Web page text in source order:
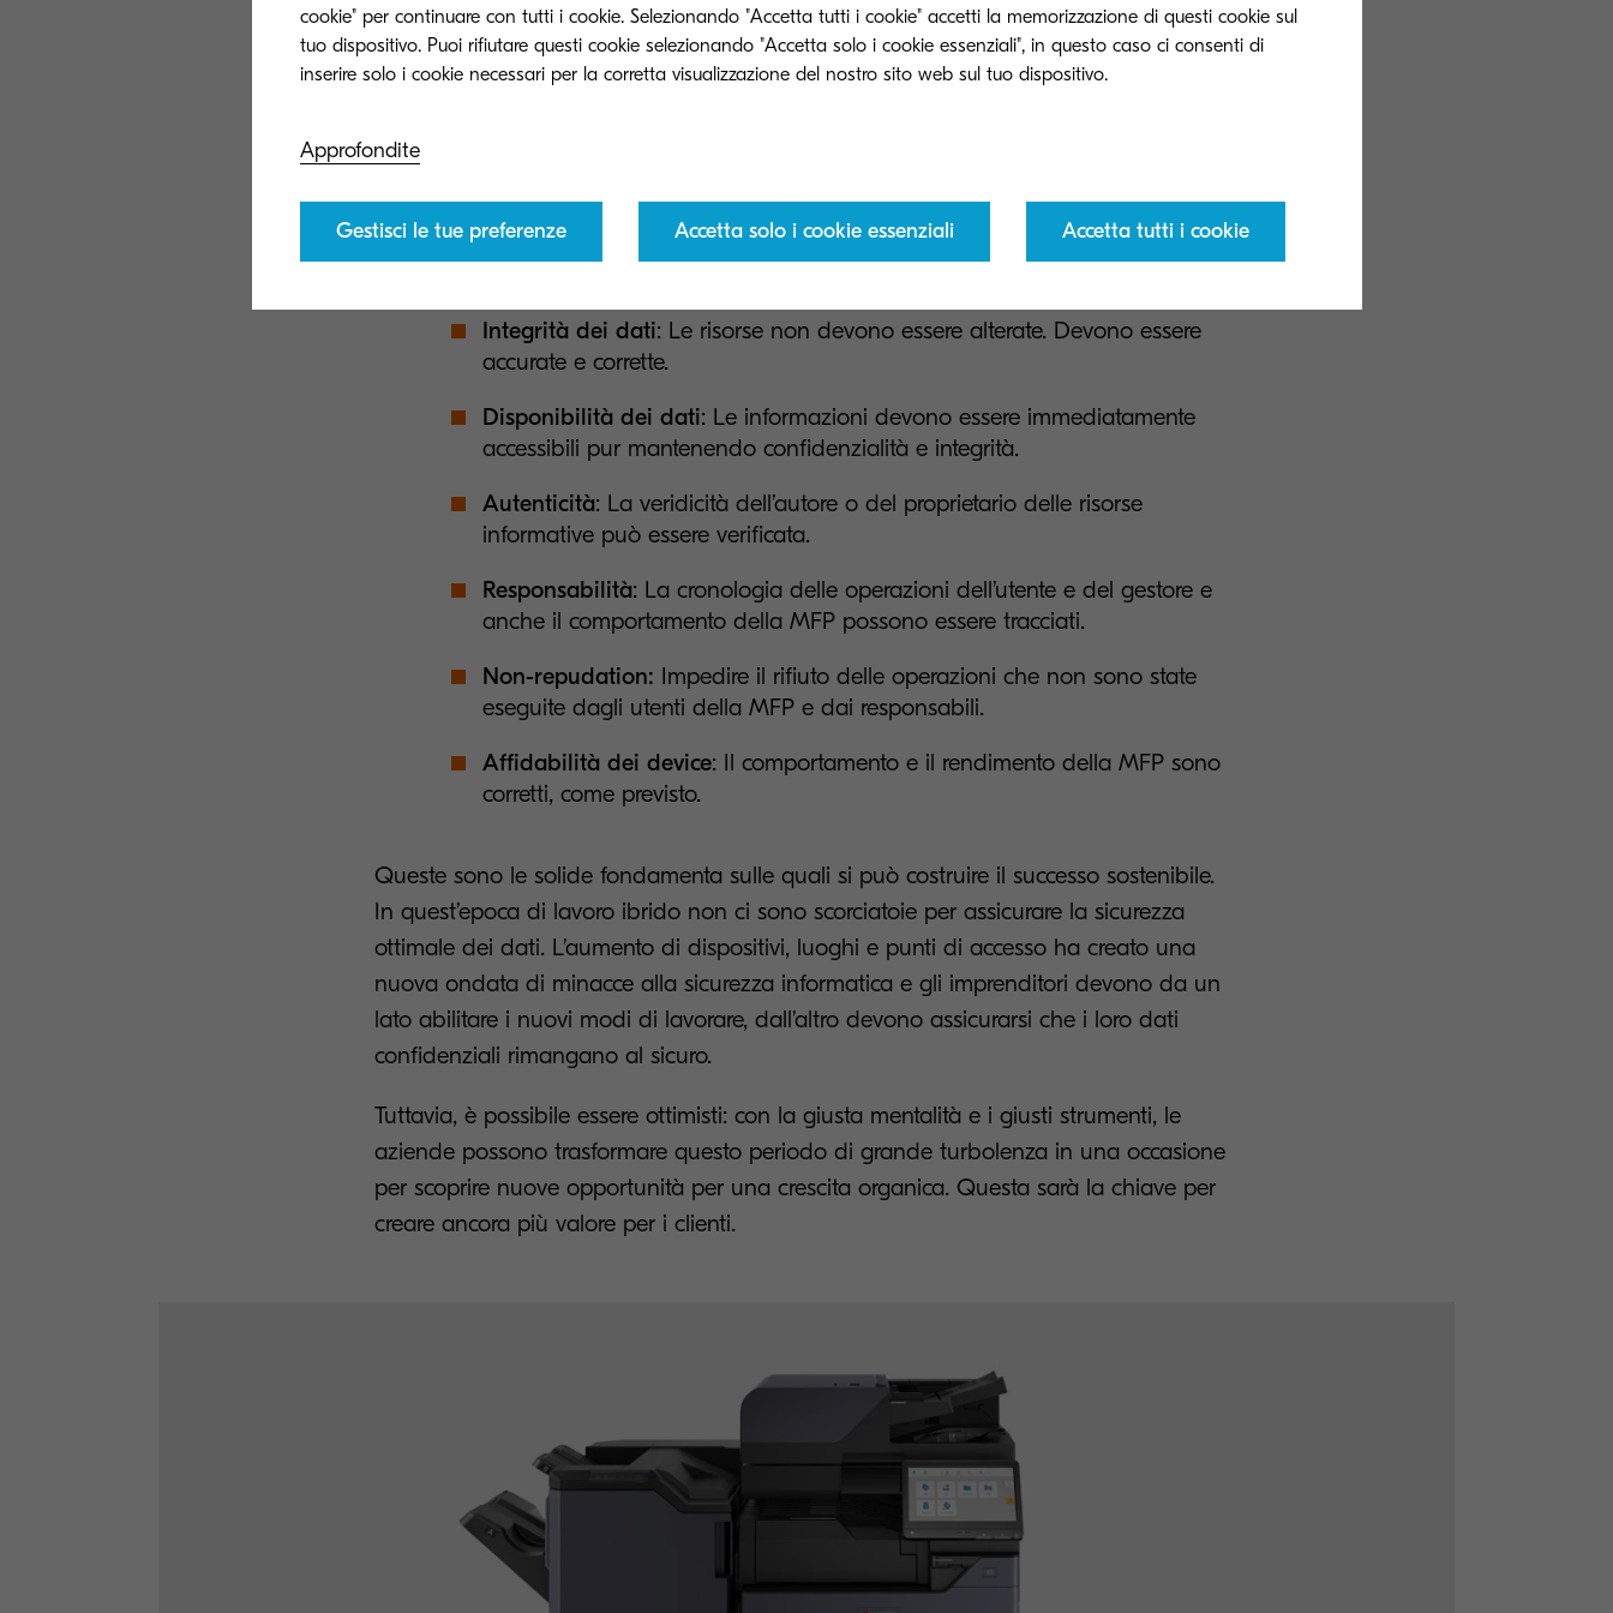
abbracciano aree come la gestione dei registri di sicurezza, i certificati di validità, i
protocolli di comunicazione e la crittografia delle email.
sicurezza, garantire che i tuoi device e i tuoi dati abbiano la protezione che
Confidenzialità dei dati:Le risorse informative dall’MFP non devono
Integrità dei dati: Le risorse non devono essere alterate. Devono essere
accurate e corrette.
Disponibilità dei dati: Le informazioni devono essere immediatamente
accessibili pur mantenendo confidenzialità e integrità.
Autenticità: La veridicità dell’autore o del proprietario delle risorse
informative può essere verificata.
Responsabilità: La cronologia delle operazioni dell’utente e del gestore e
anche il comportamento della MFP possono essere tracciati.
Non-repudation: Impedire il rifiuto delle operazioni che non sono state
eseguite dagli utenti della MFP e dai responsabili.
Affidabilità dei device: Il comportamento e il rendimento della MFP sono
corretti, come previsto.
Queste sono le solide fondamenta sulle quali si può costruire il successo sostenibile.
In quest’epoca di lavoro ibrido non ci sono scorciatoie per assicurare la sicurezza
ottimale dei dati. L’aumento di dispositivi, luoghi e punti di accesso ha creato una
nuova ondata di minacce alla sicurezza informatica e gli imprenditori devono da un
lato abilitare i nuovi modi di lavorare, dall’altro devono assicurarsi che i loro dati
confidenziali rimangano al sicuro.
Tuttavia, è possibile essere ottimisti: con la giusta mentalità e i giusti strumenti, le
aziende possono trasformare questo periodo di grande turbolenza in una occasione
per scoprire nuove opportunità per una crescita organica. Questa sarà la chiave per
creare ancora più valore per i clienti.
cookie" per continuare con tutti i cookie. Selezionando "Accetta tutti i cookie" accetti la memorizzazione di questi cookie sul
tuo dispositivo. Puoi rifiutare questi cookie selezionando "Accetta solo i cookie essenziali", in questo caso ci consenti di
inserire solo i cookie necessari per la corretta visualizzazione del nostro sito web sul tuo dispositivo.
Approfondite
Gestisci le tue preferenze Accetta solo i cookie essenziali Accetta tutti i cookie